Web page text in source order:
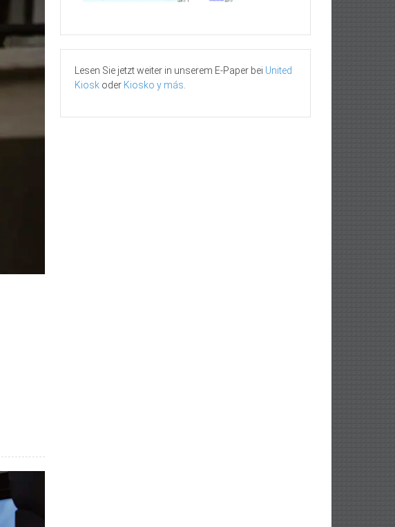
Lesen Sie jetzt weiter in unserem E-Paper bei United
Kiosk oder Kiosko y más